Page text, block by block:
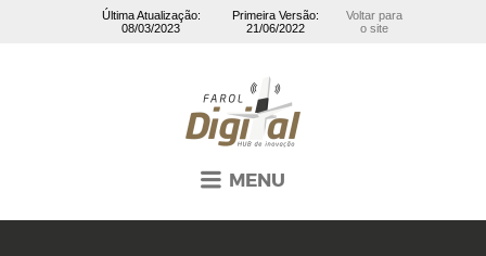
Última Atualização:
08/03/2023
Primeira Versão:
21/06/2022
Voltar para
o site
MENU